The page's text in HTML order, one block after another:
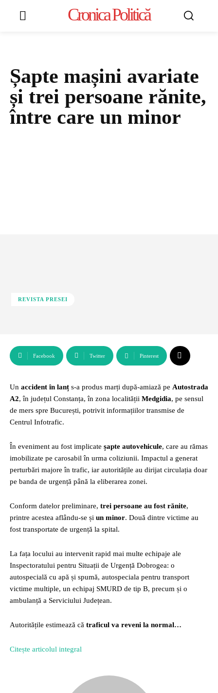
Cronica Politică
Șapte mașini avariate
și trei persoane rănite,
între care un minor
REVISTA PRESEI
Facebook Twitter Pinterest
Un accident în lanț s-a produs marți după-amiază pe Autostrada
A2, în județul Constanța, în zona localității Medgidia, pe sensul
de mers spre București, potrivit informațiilor transmise de
Centrul Infotrafic.
În eveniment au fost implicate șapte autovehicule, care au rămas
imobilizate pe carosabil în urma coliziunii. Impactul a generat
perturbări majore în trafic, iar autoritățile au dirijat circulația doar
pe banda de urgență până la eliberarea zonei.
Conform datelor preliminare, trei persoane au fost rănite,
printre acestea aflându-se și un minor. Două dintre victime au
fost transportate de urgență la spital.
La fața locului au intervenit rapid mai multe echipaje ale
Inspectoratului pentru Situații de Urgență Dobrogea: o
autospecială cu apă și spumă, autospeciala pentru transport
victime multiple, un echipaj SMURD de tip B, precum și o
ambulanță a Serviciului Județean.
Autoritățile estimează că traficul va reveni la normal…
Citește articolul integral